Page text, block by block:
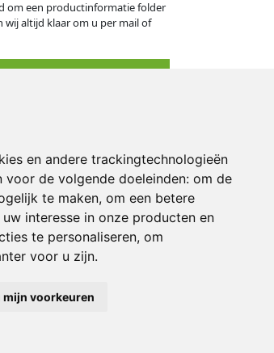
en andere trackingtechnologieën
de volgende doeleinden: om de
te maken, om een betere
interesse in onze producten en
te personaliseren, om
voor u zijn.
voorkeuren
om een productinformatie folder
altijd klaar om u per mail of
- 16.30 uur
uur